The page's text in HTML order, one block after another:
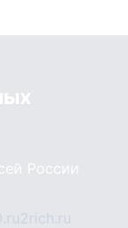
России
2rich.ru